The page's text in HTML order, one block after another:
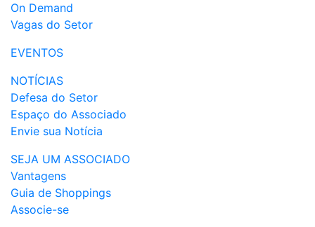
On Demand
Vagas do Setor
EVENTOS
NOTÍCIAS
Defesa do Setor
Espaço do Associado
Envie sua Notícia
SEJA UM ASSOCIADO
Vantagens
Guia de Shoppings
Associe-se